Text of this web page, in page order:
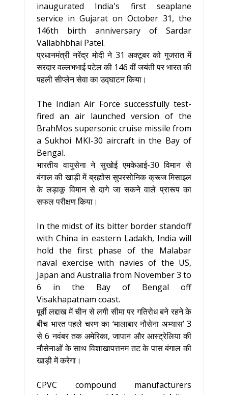
inaugurated India's first seaplane
service in Gujarat on October 31, the
146th birth anniversary of Sardar
Vallabhbhai Patel.
प्रधानमंत्री नरेंद्र मोदी ने 31 अक्टूबर को गुजरात में
सरदार वल्लभभाई पटेल की 146 वीं जयंती पर भारत की
पहली सीप्लेन सेवा का उद्घाटन किया।
The Indian Air Force successfully test-
fired an air launched version of the
BrahMos supersonic cruise missile from
a Sukhoi MKI-30 aircraft in the Bay of
Bengal.
भारतीय वायुसेना ने सुखोई एमकेआई-30 विमान से
बंगाल की खाड़ी में ब्रह्मोस सुपरसोनिक क्रूज मिसाइल
के लड़ाकू विमान से दागे जा सकने वाले प्रारूप का
सफल परीक्षण किया।
In the midst of its bitter border standoff
with China in eastern Ladakh, India will
hold the first phase of the Malabar
naval exercise with navies of the US,
Japan and Australia from November 3 to
6 in the Bay of Bengal off
Visakhapatnam coast.
पूर्वी लद्दाख में चीन से लगी सीमा पर गतिरोध बने रहने के
बीच भारत पहले चरण का ‘मालाबार नौसेना अभ्यास’ 3
से 6 नवंबर तक अमेरिका, जापान और आस्ट्रेलिया की
नौसेनाओं के साथ विशाखापत्तनम तट के पास बंगाल की
खाड़ी में करेगा।
CPVC compound manufacturers